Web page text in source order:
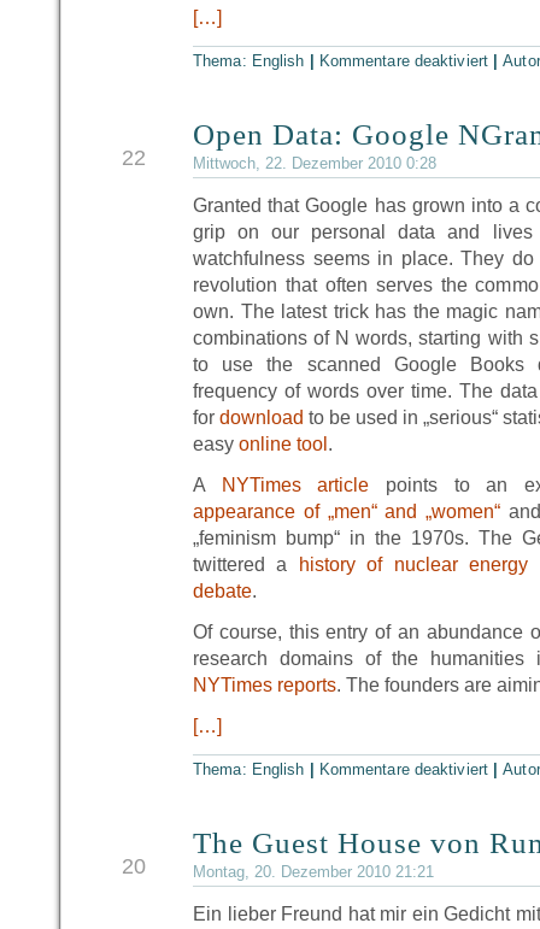
[…]
Thema: English Kommentare deaktiviert|
22
Open Data: Google
Mittwoch, 22. Dezember 2010 0:28
Granted that Google has grown into a
grip on our personal data and
watchfulness seems in place. They
revolution that often serves the
own. The latest trick has the magic
combinations of N words, starting with
to use the scanned Google Books
frequency of words over time. The
for download to be used in „serious“
easy online tool .
A
NYTimes article points to an
appearance of „men“ and „women“
„feminism bump“ in the 1970s. The
twittered a
history of nuclear
debate.
Of course, this entry of an abundance
research domains of the humanities
NYTimes reports. The founders are
[…]
Thema: English Kommentare deaktiviert|
20
The Guest House von
Montag, 20. Dezember 2010 21:21
Ein lieber Freund hat mir ein Gedicht